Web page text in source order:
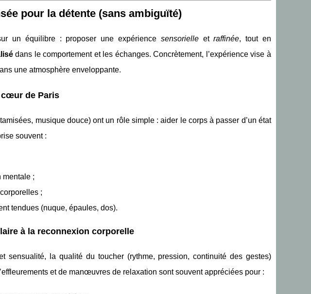
pour la détente (sans ambiguïté)
un équilibre : proposer une expérience sensorielleetraffinée, tout en
dans le comportement et les échanges. Concrètement, l’expérience vise à
une atmosphère enveloppante.
cœur de Paris
musique douce) ont un rôle simple : aider le corps à passer d’un état
souvent :
mentale ;
;
tendues (nuque, épaules, dos).
à la reconnexion corporelle
sensualité, la qualité du toucher (rythme, pression, continuité des gestes)
et de manœuvres de relaxation sont souvent appréciées pour :